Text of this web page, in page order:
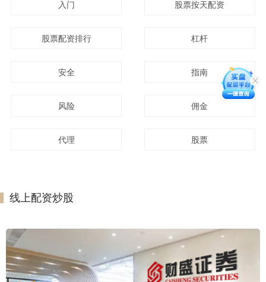
入门 股票按天配资
股票配资排行 杠杆
安全 指南
风险 佣金
代理 股票
线上配资炒股